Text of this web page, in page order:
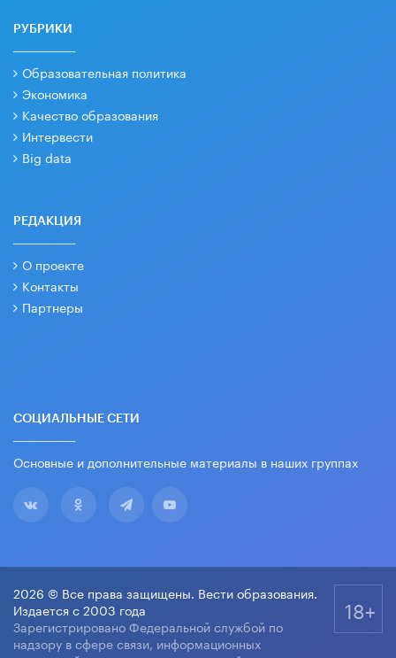
РУБРИКИ
Образовательная политика
Экономика
Качество образования
Интервести
Big data
РЕДАКЦИЯ
О проекте
Контакты
Партнеры
СОЦИАЛЬНЫЕ СЕТИ
Основные и дополнительные материалы в наших группах
2026 © Все права защищены. Вести образования.
Издается с 2003 года
Зарегистрировано Федеральной службой по
надзору в сфере связи, информационных
18+